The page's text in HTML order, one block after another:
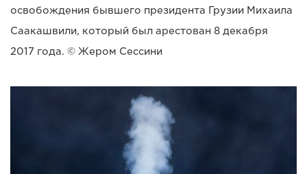
освобождения бывшего президента Грузии Михаила
Саакашвили, который был арестован 8 декабря
2017 года. © Жером Сессини